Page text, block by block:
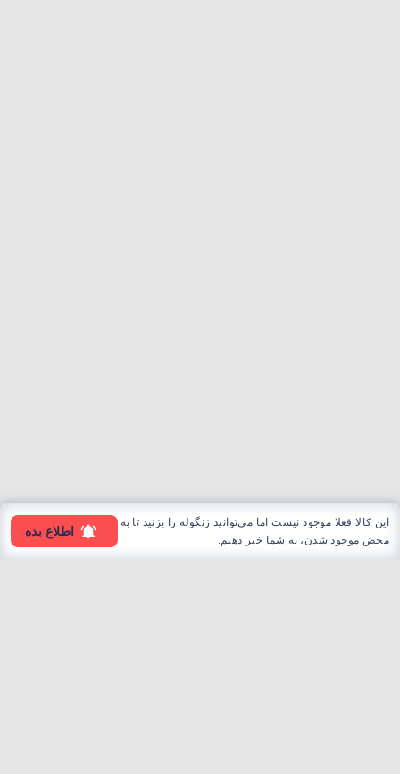
این کالا فعلا موجود نیست اما می‌توانید زنگوله را بزنید تا به
محض موجود شدن، به شما خبر دهیم.
اطلاع بده